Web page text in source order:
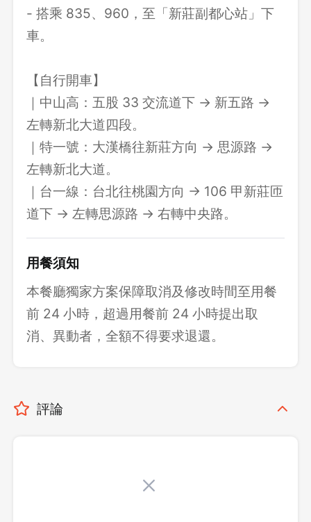
- 搭乘 835、960，至「新莊副都心站」下
車。
【自行開車】
｜中山高：五股 33 交流道下 → 新五路 →
左轉新北大道四段。
｜特一號：大漢橋往新莊方向 → 思源路 →
左轉新北大道。
｜台一線：台北往桃園方向 → 106 甲新莊匝
道下 → 左轉思源路 → 右轉中央路。
用餐須知
本餐廳獨家方案保障取消及修改時間至用餐
前 24 小時，超過用餐前 24 小時提出取
消、異動者，全額不得要求退還。
評論